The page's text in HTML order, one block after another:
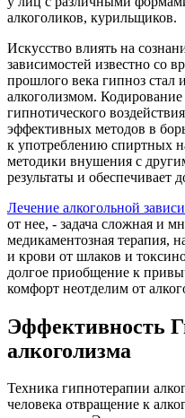
алкоголиков, курильщиков.
Искусство влиять на
зависимостей известно со
прошлого века гипноз стал
алкоголизмом.
гипнотического
эффективных методов в
к употреблению спиртных
методики внушения с
результаты и обеспечивает
Лечение алкогольной
от нее, - задача сложная и
медикаментозная терапия,
и крови от шлаков и
долгое приобщение к
комфорт неотделим от
Эффективность
алкоголизма
Техника гипнотерапии
человека отвращение к